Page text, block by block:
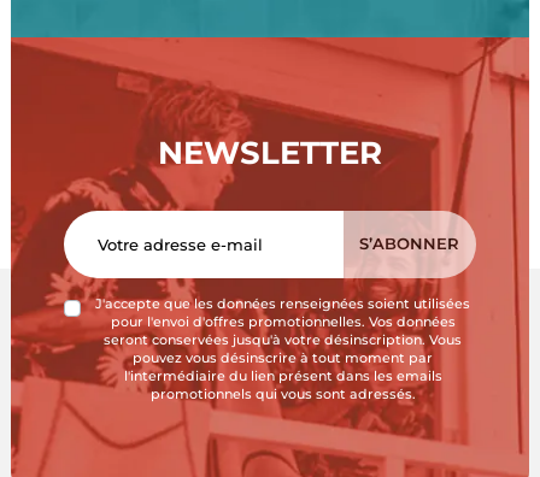
NEWSLETTER
J'accepte que les données renseignées soient utilisées
pour l'envoi d'offres promotionnelles. Vos données
seront conservées jusqu'à votre désinscription. Vous
pouvez vous désinscrire à tout moment par
l'intermédiaire du lien présent dans les emails
promotionnels qui vous sont adressés.